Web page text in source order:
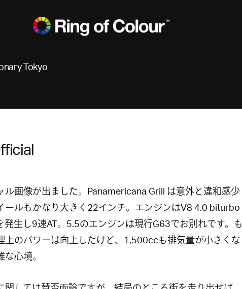
Tokyo
ル画像が出ました。Panamericana Grill は意外と違和感少
ールもかなり大きく22インチ。エンジンはV8 4.0 biturbo
生し9速AT。5.5のエンジンは現行G63でお別れです。も
上のパワーは向上したけど、1,500ccも排気量が小さくな
心境。